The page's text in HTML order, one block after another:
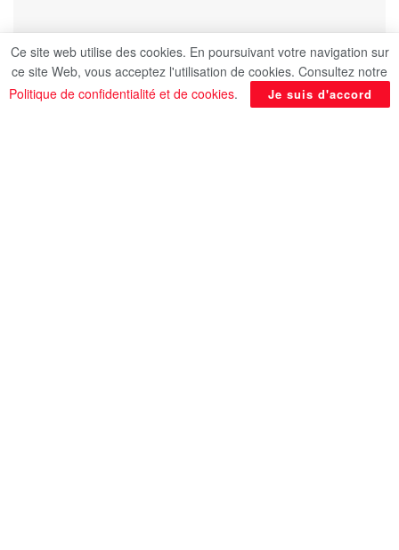
Les autorités ont déjoué, samedi, une tentative de
Ce site web utilise des cookies. En poursuivant votre navigation sur
ce site Web, vous acceptez l'utilisation de cookies. Consultez notre
Politique de confidentialité et de cookies. Je suis d'accord